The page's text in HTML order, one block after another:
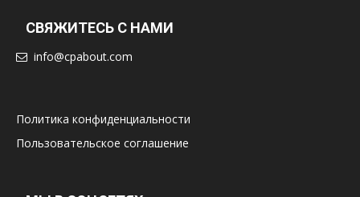
СВЯЖИТЕСЬ С НАМИ
info@cpabout.com
Политика конфиденциальности
Пользовательское соглашение